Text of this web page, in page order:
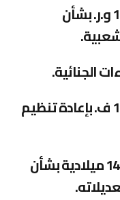
وعلى القانون رقم (1) لسنة 1369 و.ر. بشأن
.
الجنائية.
وعلى القانون رقم (6) لسنة 1982 ف. بإعادة تنظيم
وعلى القانون رقم (13) لسنة 1425 ميلادية بشأن
.